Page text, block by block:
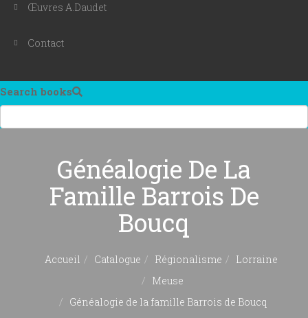
Œuvres A.Daudet
Contact
Search books
Généalogie De La
Famille Barrois De
Boucq
Accueil Catalogue Régionalisme
Lorraine
Meuse
Généalogie de la famille Barrois de Boucq